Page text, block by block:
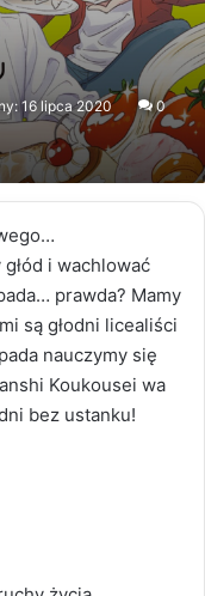
16 lipca 2020 0
i wachlować
prawda? Mamy
są głodni licealiści
nauczymy się
Koukousei wa
bez ustanku!